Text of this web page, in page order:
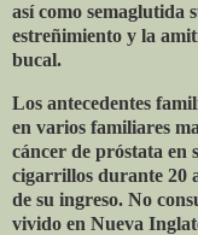
así como semaglutida
estreñimiento y la
bucal.
Los antecedentes
en varios familiares
cáncer de próstata en
cigarrillos durante 20
de su ingreso. No
vivido en Nueva